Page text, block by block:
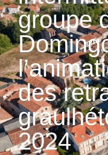
groupe
des
2024